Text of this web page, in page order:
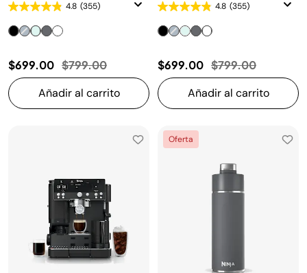
4.8 (355)
$699.00 Precio reducido de
$799.00a
Añadir al carrito
4.8 (355)
$699.00 Precio reducido
$799.00a
Añadir al carrito
Oferta